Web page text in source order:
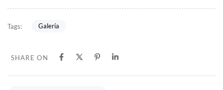
Tags: Galería
SHARE ON